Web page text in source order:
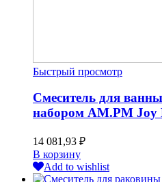
Быстрый просмотр
Смеситель для
набором AM.PM Joy
14 081,93 ₽
В корзину
Add to wishlist